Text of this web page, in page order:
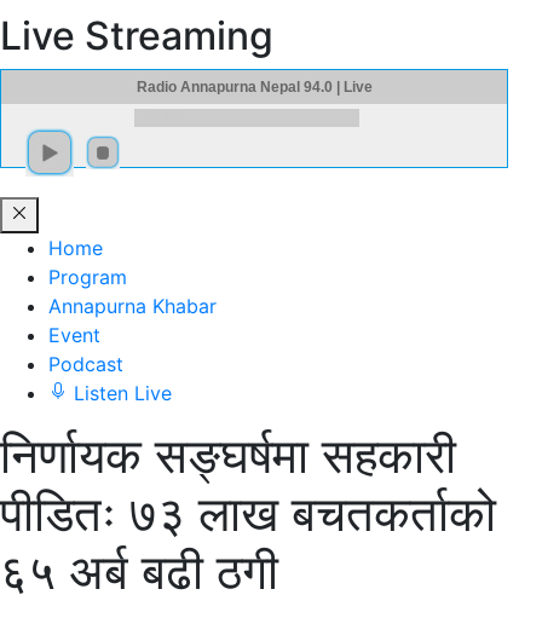
Live Streaming
Radio Annapurna Nepal 94.0 | Live
Home
Program
Annapurna Khabar
Event
Podcast
Listen Live
निर्णायक सङ्घर्षमा सहकारी
पीडितः ७३ लाख बचतकर्ताको
६५ अर्ब बढी ठगी